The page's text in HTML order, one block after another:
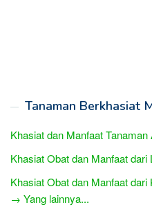
Tanaman Berkhasiat
Khasiat dan Manfaat
Khasiat Obat dan Manfaat dari
Khasiat Obat dan Manfaat
→ Yang lainnya...